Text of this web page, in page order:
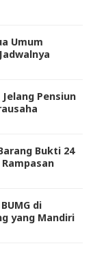
Umum
Pensiun
Bukti 24
di
yang Mandiri